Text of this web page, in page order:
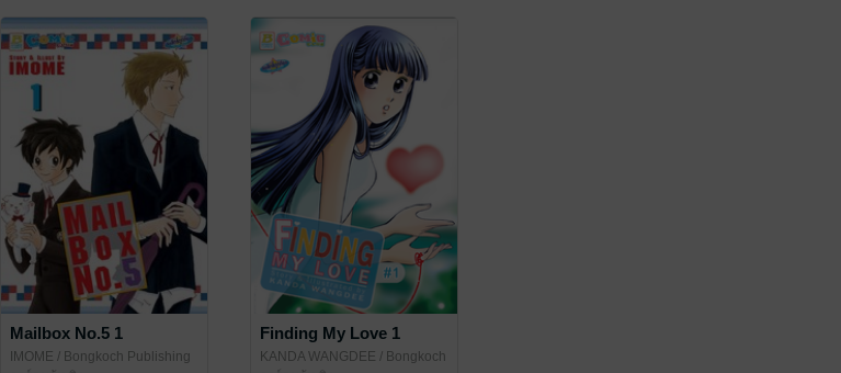
Mailbox No.5 1
IMOME / Bongkoch Publishing
Finding My Love 1
KANDA WANGDEE / Bongkoch